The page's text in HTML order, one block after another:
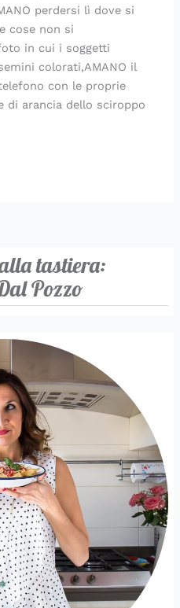
perdersi lì dove si
cose non si
in cui i soggetti
colorati,AMANO il
con le proprie
di arancia dello sciroppo
tastiera:
Pozzo